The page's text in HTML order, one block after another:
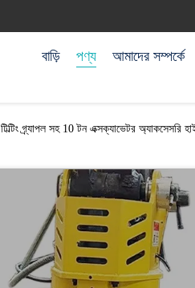
বাড়ি পণ্য আমাদের সম্পর্কে
টিল্টিং গ্র্যাপল সহ 10 টন এক্সক্যাভেটর অ্যাকসেসরি